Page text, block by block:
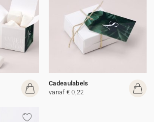
Cadeaulabels
vanaf € 0,22